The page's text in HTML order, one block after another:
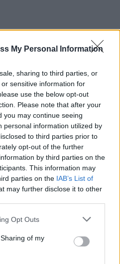
My Personal Information
sharing to third parties, or
sensitive information for
use the below opt-out
Please note that after your
you may continue seeing
personal information utilized by
to third parties prior to
opt-out of the further
by third parties on the
This information may
parties on the IAB’s List of
may further disclose it to other
app uses one or more Google
behaviour. You may click to
and its third-party tags to
purposes in below Google
Opt Outs
of my
του πρωτοβουλία να
στην Αθήνα για τα
Το κορίτσι φέρεται
γνώριζε ότι μαζί του θα
και άλλα δύο
να ταξιδεύει μόνο με τον
μία τετράκλινη καμπίνα.
και σε AirBnB που
τοπική κοινωνία.
Ηρακλείου